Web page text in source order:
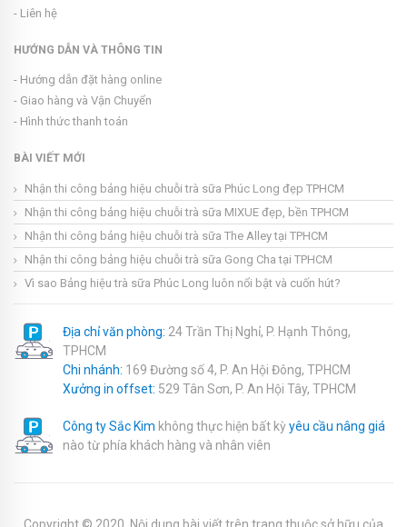
- Liên hệ
HƯỚNG DẪN VÀ THÔNG TIN
- Hướng dẫn đặt hàng online
- Giao hàng và Vận Chuyển
- Hình thức thanh toán
BÀI VIẾT MỚI
Nhận thi công bảng hiệu chuỗi trà sữa Phúc Long đẹp TPHCM
Nhận thi công bảng hiệu chuỗi trà sữa MIXUE đẹp, bền TPHCM
Nhận thi công bảng hiệu chuỗi trà sữa The Alley tại TPHCM
Nhận thi công bảng hiệu chuỗi trà sữa Gong Cha tại TPHCM
Vì sao Bảng hiệu trà sữa Phúc Long luôn nổi bật và cuốn hút?
Địa chỉ văn phòng: 24 Trần Thị Nghỉ, P. Hạnh Thông,
TPHCM
Chi nhánh: 169 Đường số 4, P. An Hội Đông, TPHCM
Xưởng in offset: 529 Tân Sơn, P. An Hội Tây, TPHCM
Công ty Sắc Kim không thực hiện bất kỳyêu cầu nâng giá
nào từ phía khách hàng và nhân viên